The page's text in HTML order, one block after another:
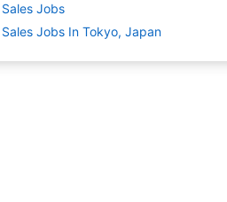
Sales Jobs
Sales Jobs In Tokyo, Japan